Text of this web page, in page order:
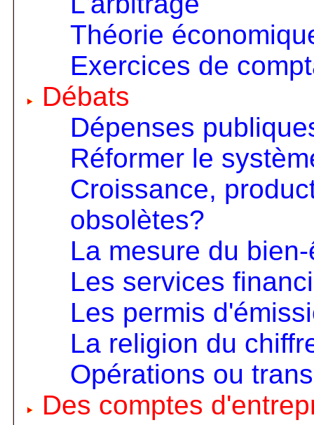
Théorie
Exercices de
Débats
Dépenses
Réformer le
Croissance,
obsolètes?
La mesure du
Les services
Les permis
La religion du
Opérations ou
Des comptes